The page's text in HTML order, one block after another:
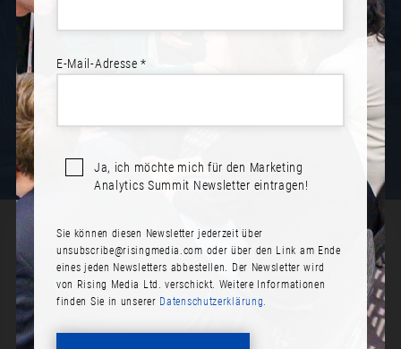
NEWSLETTER ABONNIEREN
SPEAKER*INNEN - BERLIN 2025
E-Mail-Adresse *
Ja, ich möchte mich für den Marketing
Analytics Summit Newsletter eintragen!
Sie können diesen Newsletter jederzeit über
unsubscribe@risingmedia.com oder über den Link am Ende
eines jeden Newsletters abbestellen. Der Newsletter wird
von Rising Media Ltd. verschickt. Weitere Informationen
finden Sie in unserer Datenschutzerklärung.